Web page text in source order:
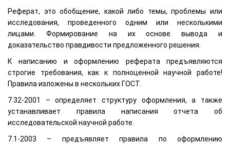
Реферат, это обобщение, какой либо темы, проблемы или
исследования, проведенного одним или несколькими
лицами. Формирование на их основе вывода и
доказательство правдивости предложенного решения.
К написанию и оформлению реферата предъявляются
строгие требования, как к полноценной научной работе!
Правила изложены в нескольких ГОСТ.
7.32-2001 – определяет структуру оформления, а также
устанавливает правила написания отчета об
исследовательской научной работе.
7.1-2003 – предъявляет правила по оформлению